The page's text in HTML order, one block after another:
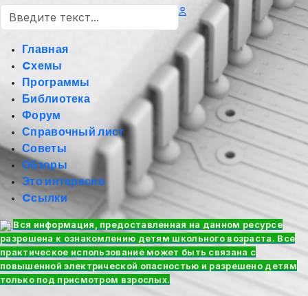
Поиск
Главная
Cхемы
Программы
Библиотека
Форум
Справочный лист
Советы
Обзоры
Это интересно
Cсылки
Вся информация, предоставленная на данном ресурсе
разрешена к ознакомлению детям школьного возраста. Все
практическое использование может быть связана с
повышенной электрической опасностью и разрешено детям
только под присмотром взрослых.